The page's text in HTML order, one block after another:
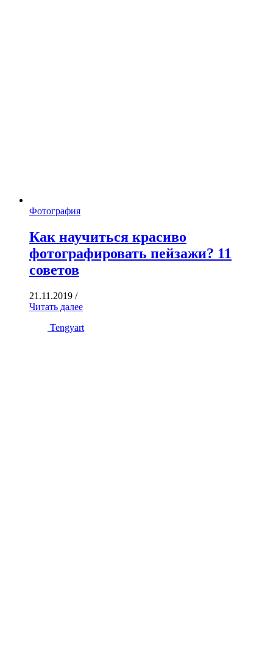
Фотография
Как научиться красиво
фотографировать пейзажи? 11
советов
21.11.2019 /
Читать далее
Tengyart